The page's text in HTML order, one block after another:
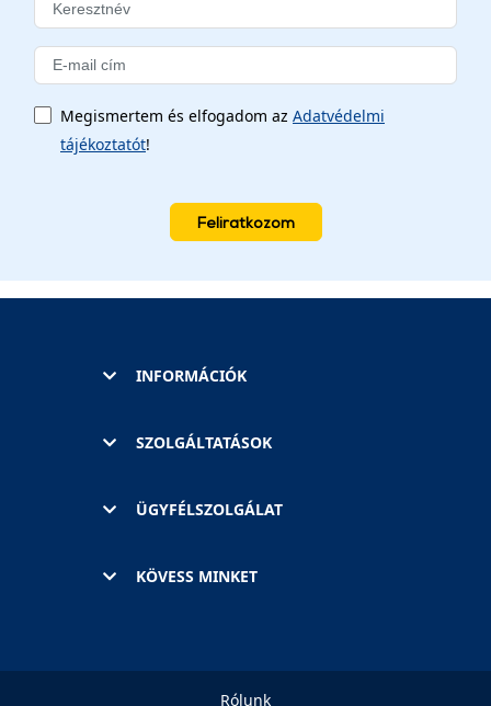
Megismertem és elfogadom az Adatvédelmi
tájékoztatót!
Feliratkozom
INFORMÁCIÓK
SZOLGÁLTATÁSOK
ÜGYFÉLSZOLGÁLAT
KÖVESS MINKET
Rólunk